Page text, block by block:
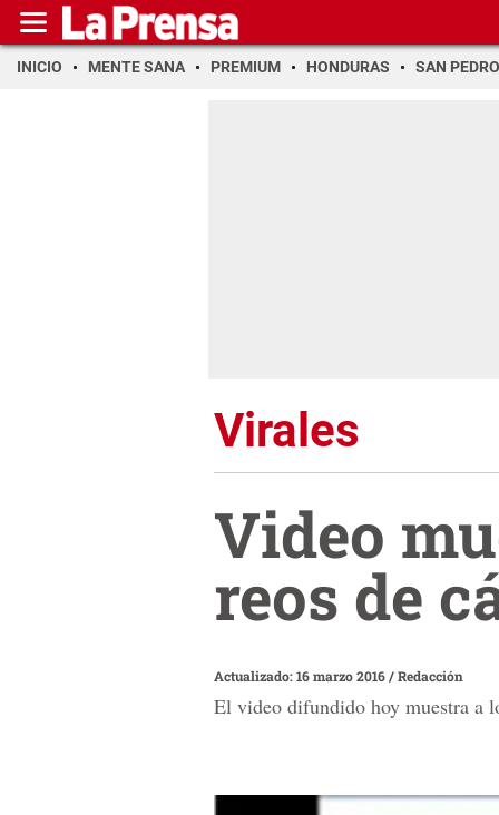
INICIO MENTE SANA PREMIUM HONDURAS SAN PEDRO
Virales
Video
reos de
Actualizado: 16 marzo 2016/Redacción
El video difundido hoy muestra a